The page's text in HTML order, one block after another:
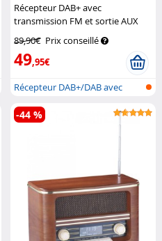
Récepteur DAB+ avec
transmission FM et sortie AUX
Auvisio
89,90€ Prix conseillé
49,95€
Récepteur DAB+/DAB avec
émetteur FM...
-44 %